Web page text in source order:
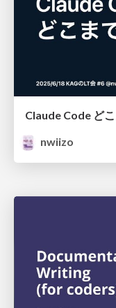
Claude Code ど
nwiizo